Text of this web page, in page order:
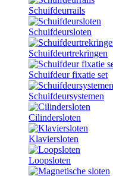
Schuifdeurrails
Schuifdeursloten
Schuifdeurtrekringen
Schuifdeur fixatie set
Schuifdeursystemen
Cilindersloten
Klaviersloten
Loopsloten